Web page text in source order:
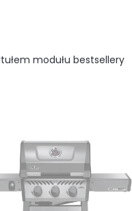
modułu bestsellery